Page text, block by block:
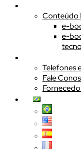
Conteúdo
e-
e-
Telefones
Fale